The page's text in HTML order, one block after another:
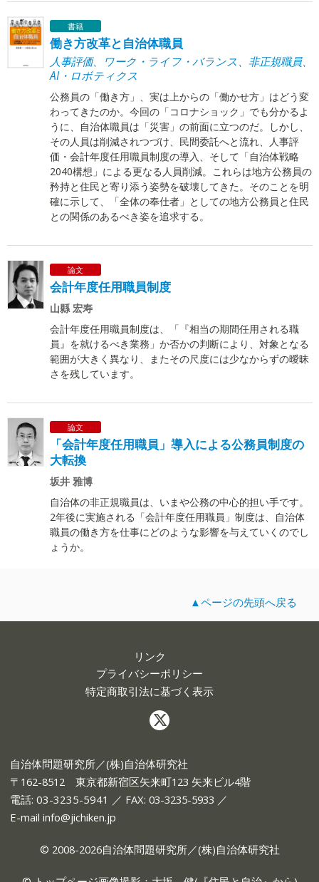
書籍
働き方改革と自治体職員
人事評価、ワーク・ライフ・バランス、非正規職員、
AI・ロボティクス
公務員の「働き方」、実は上からの「働かせ方」はどう変
わってきたのか。今回の「コロナショック」でも分かるよ
うに、自治体職員は「災害」の前面に立つのだ。しかし、
その人員は削減されつづけ、民間委託へと流れ、人事評
価・会計年度任用職員制度の導入、そして「自治体戦略
2040構想」による更なる人員削減。これらは地方公務員の
矜持と住民と寄り添う姿勢を破壊してきた。そのことを明
確に示して、「全体の奉仕者」としての地方公務員と住民
との関係のあるべき姿を追求する。
論文
会計年度任用職員制度
山縣 宏寿
会計年度任用職員制度は、「『相当の期間任用される職
員』を就けるべき業務」か否かの判断により、対象となる
範囲が大きく異なり、またその尺度には少なからずの曖昧
さを残しています。
論文
「会計年度任用職員」導入による公務員制度の
大転換
坂井 雅博
自治体の非正規職員は、いまや公務の中心的担い手です。
2年後に実施される「会計年度任用職員」制度は、自治体
職員の働き方を仕事にどのような影響を与えていくのでし
ょうか。
▲ページの先頭へ戻る
リンク
プライバシーポリシー
特定商取引法に基づく表示
自治体問題研究所／(株)自治体研究社
〒162-8512 東京都新宿区矢来町123 矢来ビル4階
電話: 03-3235-5941 ／ FAX: 03-3235-5933 ／
E-mail info@jichiken.jp
© 2008-2026自治体問題研究所／(株)自治体研究社